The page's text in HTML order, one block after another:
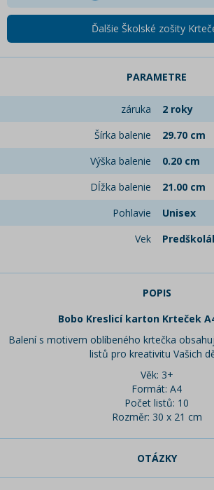
Ďalšie Školské zošity
PARAMETRE
záruka
2 roky
Šírka balenie
29.70 cm
Výška balenie
0.20 cm
Dĺžka balenie
21.00 cm
Pohlavie
Unisex
Vek
POPIS
Bobo Kreslicí karton Krteček
Balení s motivem oblíbeného krtečka
listů pro kreativitu Vašich
Věk: 3+
Formát: A4
Počet listů: 10
Rozměr: 30 x 21 cm
OTÁZKY